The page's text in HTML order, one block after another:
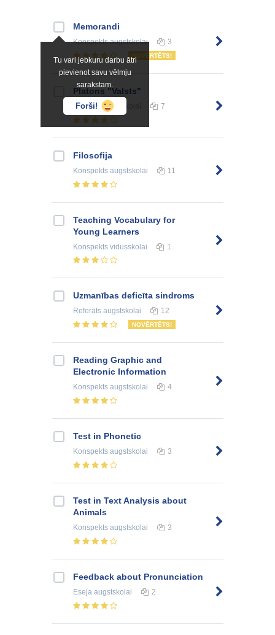
Tu vari jebkuru darbu ātri
pievienot savu vēlmju
sarakstam.
Forši!
Memorandi
Konspektsaugstskolai 3
NOVĒRTĒTS!
Platons "Valsts"
Referāts augstskolai 7
Filosofija
Konspekts augstskolai 11
Teaching Vocabulary for
Young Learners
Konspekts vidusskolai 1
Uzmanības deficīta sindroms
Referāts augstskolai 12
NOVĒRTĒTS!
Reading Graphic and
Electronic Information
Konspekts augstskolai 4
Test in Phonetic
Konspekts augstskolai 3
Test in Text Analysis about
Animals
Konspekts augstskolai 3
Feedback about Pronunciation
Eseja augstskolai 2